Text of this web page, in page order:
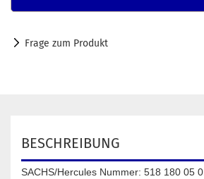
Frage zum Produkt
BESCHREIBUNG
SACHS/Hercules Nummer: 518 180 05